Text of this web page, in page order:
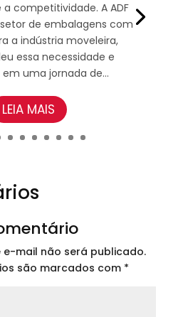
competitividade. A ADF
de embalagens com
a indústria moveleira,
essa necessidade e
uma jornada de...
LEIA MAIS
e-mail não será publicado.
são marcados com *